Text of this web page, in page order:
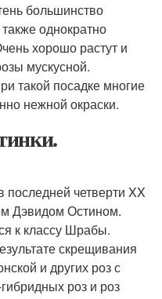
большинство
однократно
хорошо растут и
мускусной.
такой посадке многие
нежной окраски.
последней четверти XX
Дэвидом Остином.
к классу Шрабы.
скрещивания
и других роз с
роз и роз